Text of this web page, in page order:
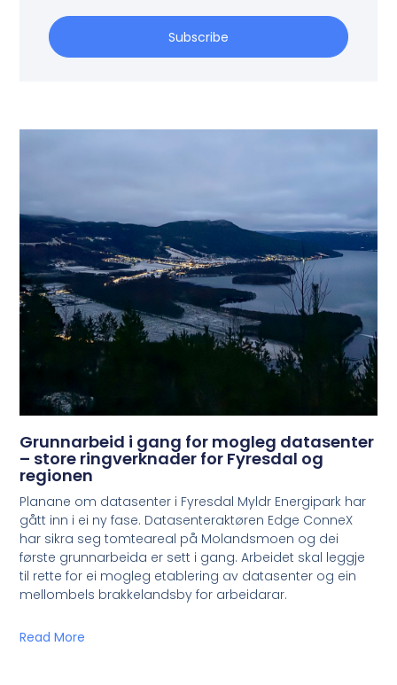
Subscribe
Grunnarbeid i gang for mogleg datasenter
– store ringverknader for Fyresdal og
regionen
Planane om datasenter i Fyresdal Myldr Energipark har
gått inn i ei ny fase. Datasenteraktøren Edge ConneX
har sikra seg tomteareal på Molandsmoen og dei
første grunnarbeida er sett i gang. Arbeidet skal leggje
til rette for ei mogleg etablering av datasenter og ein
mellombels brakkelandsby for arbeidarar.
Read More